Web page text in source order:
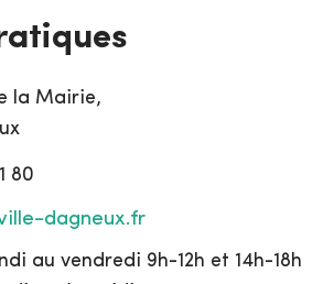
la Mairie,
80
dagneux.fr
au vendredi 9h-12h et 14h-18h